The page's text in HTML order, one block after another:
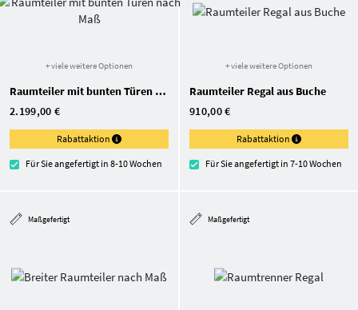
+ viele weitere Optionen
Raumteiler mit bunten Türen nach Maß
2.199,00 €
Rabattaktion
Für Sie angefertigt in 8-10 Wochen
+ viele weitere Optionen
Raumteiler Regal aus Buche
910,00 €
Rabattaktion
Für Sie angefertigt in 7-10 Wochen
Maßgefertigt Maßgefertigt